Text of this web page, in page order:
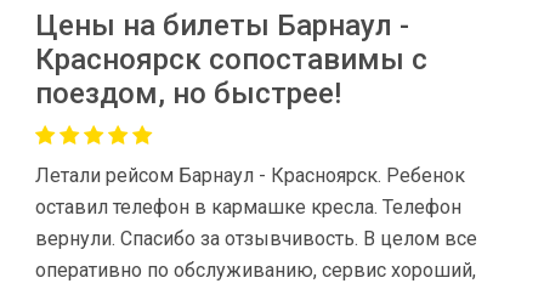
Цены на билеты Барнаул -
Красноярск сопоставимы с
поездом, но быстрее!
Летали рейсом Барнаул - Красноярск. Ребенок
оставил телефон в кармашке кресла. Телефон
вернули. Спасибо за отзывчивость. В целом все
оперативно по обслуживанию, сервис хороший,